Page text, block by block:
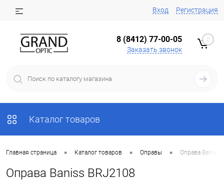
Вход Регистрация
8 (8412) 77-00-05
Заказать звонок
0
Каталог товаров
Главная страница • Каталог товаров • Оправы • Оправа Baniss
Оправа Baniss BRJ2108